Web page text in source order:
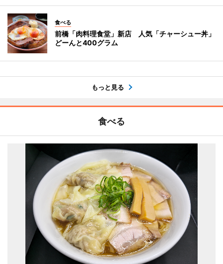
食べる
前橋「肉料理食堂」新店 人気「チャーシュー丼」
どーんと400グラム
もっと見る
食べる